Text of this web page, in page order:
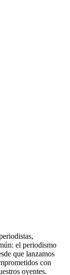
el periodismo
que lanzamos
con
oyentes.